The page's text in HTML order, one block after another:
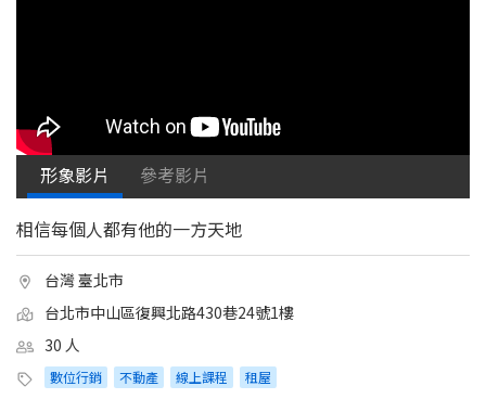
形象影片 參考影片
相信每個人都有他的一方天地
台灣 臺北市
台北市中山區復興北路430巷24號1樓
30 人
數位行銷 不動產 線上課程 租屋